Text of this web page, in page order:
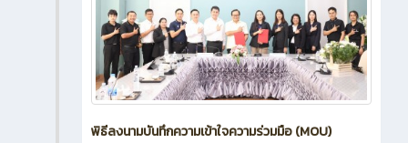
พิธีลงนามบันทึกความเข้าใจความร่วมมือ (MOU)